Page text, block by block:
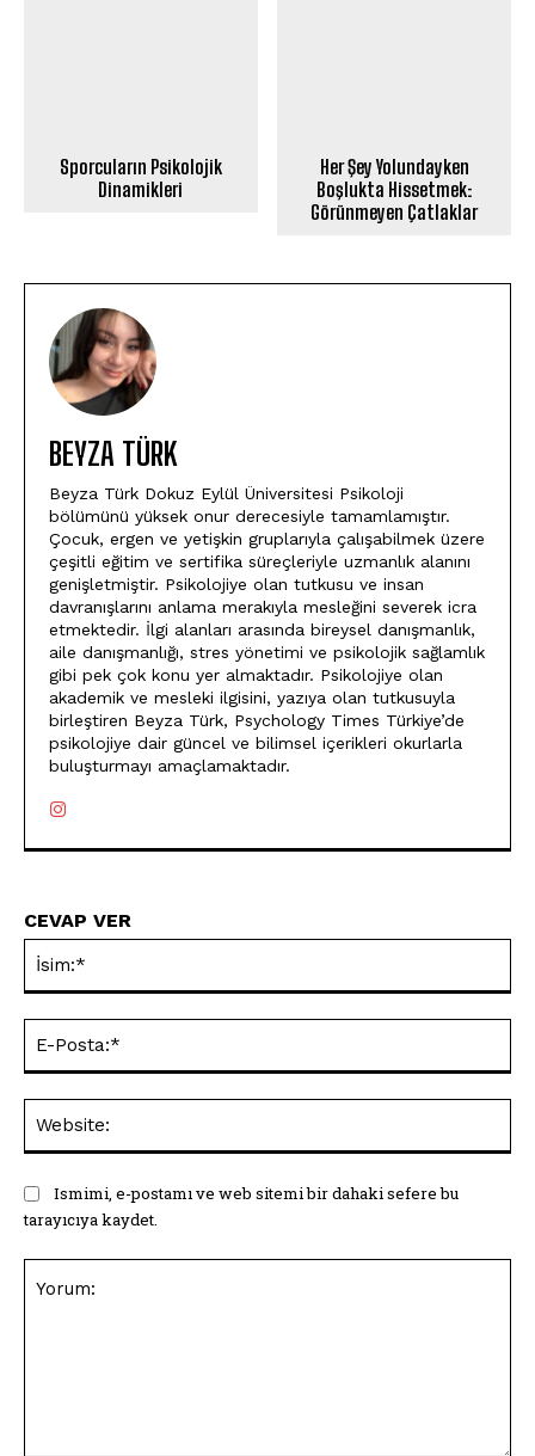
Sporcuların Psikolojik
Dinamikleri
Her Şey Yolundayken
Boşlukta Hissetmek:
Görünmeyen Çatlaklar
BEYZA TÜRK
Beyza Türk Dokuz Eylül Üniversitesi Psikoloji
bölümünü yüksek onur derecesiyle tamamlamıştır.
Çocuk, ergen ve yetişkin gruplarıyla çalışabilmek üzere
çeşitli eğitim ve sertifika süreçleriyle uzmanlık alanını
genişletmiştir. Psikolojiye olan tutkusu ve insan
davranışlarını anlama merakıyla mesleğini severek icra
etmektedir. İlgi alanları arasında bireysel danışmanlık,
aile danışmanlığı, stres yönetimi ve psikolojik sağlamlık
gibi pek çok konu yer almaktadır. Psikolojiye olan
akademik ve mesleki ilgisini, yazıya olan tutkusuyla
birleştiren Beyza Türk, Psychology Times Türkiye’de
psikolojiye dair güncel ve bilimsel içerikleri okurlarla
buluşturmayı amaçlamaktadır.
CEVAP VER
Ismimi, e-postamı ve web sitemi bir dahaki sefere bu
tarayıcıya kaydet.